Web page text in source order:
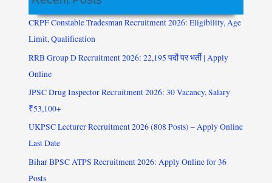
CRPF Constable Tradesman Recruitment 2026: Eligibility, Age
Limit, Qualification
RRB Group D Recruitment 2026: 22,195 पदों पर भर्ती | Apply
Online
JPSC Drug Inspector Recruitment 2026: 30 Vacancy, Salary
₹53,100+
UKPSC Lecturer Recruitment 2026 (808 Posts) – Apply Online
Last Date
Bihar BPSC ATPS Recruitment 2026: Apply Online for 36
Posts